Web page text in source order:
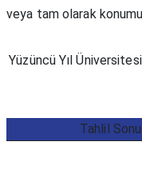
veya tam olarak
Yüzüncü Yıl
Tahlil